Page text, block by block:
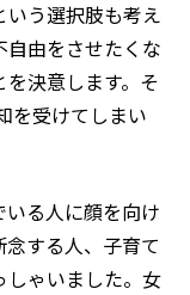
う選択肢も考え
由をさせたくな
決意します。そ
を受けてしまい
る人に顔を向け
する人、子育て
しゃいました。女